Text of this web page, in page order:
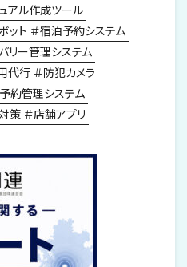
アル作成ツール
ット
宿泊予約システム
リー管理システム
代行
防犯カメラ
予約管理システム
策 店舗アプリ